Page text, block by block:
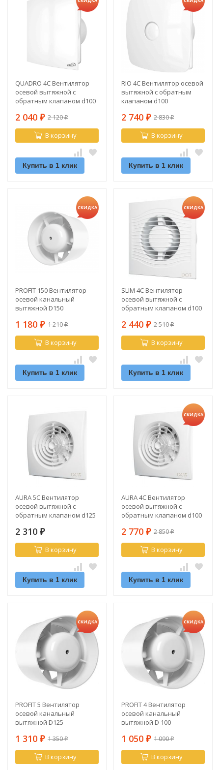
QUADRO 4C Вентилятор
осевой вытяжной с
обратным клапаном d100
2 040 ₽ 2 120₽
В корзину
Купить в 1 клик
RIO 4C Вентилятор осевой
вытяжной с обратным
клапаном d100
2 740 ₽ 2 830₽
В корзину
Купить в 1 клик
СКИДКА
PROFIT 150 Вентилятор
осевой канальный
вытяжной D150
1 180 ₽ 1 210₽
В корзину
Купить в 1 клик
СКИДКА
SLIM 4С Вентилятор
осевой вытяжной с
обратным клапаном d100
2 440 ₽ 2 510₽
В корзину
Купить в 1 клик
AURA 5C Вентилятор
осевой вытяжной с
обратным клапаном d125
2 310 ₽
В корзину
Купить в 1 клик
СКИДКА
AURA 4C Вентилятор
осевой вытяжной с
обратным клапаном d100
2 770 ₽ 2 850₽
В корзину
Купить в 1 клик
СКИДКА
PROFIT 5 Вентилятор
осевой канальный
вытяжной D125
1 310 ₽ 1 350₽
В корзину
СКИДКА
PROFIT 4 Вентилятор
осевой канальный
вытяжной D 100
1 050 ₽ 1 090₽
В корзину